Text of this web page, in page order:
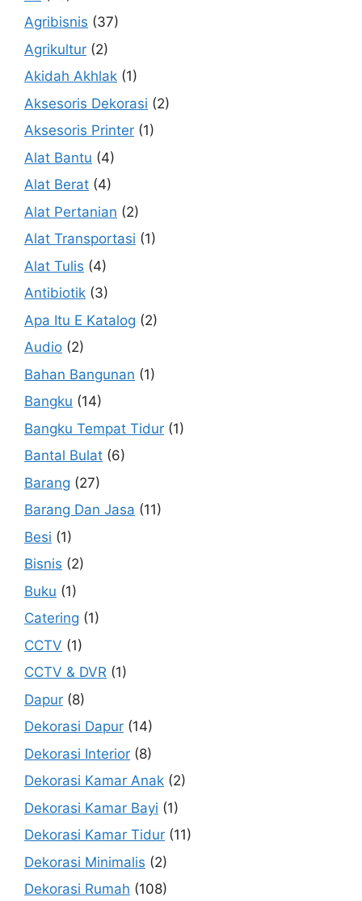
Agribisnis (37)
Agrikultur (2)
Akidah Akhlak (1)
Aksesoris Dekorasi (2)
Aksesoris Printer (1)
Alat Bantu (4)
Alat Berat (4)
Alat Pertanian (2)
Alat Transportasi (1)
Alat Tulis (4)
Antibiotik (3)
Apa Itu E Katalog (2)
Audio (2)
Bahan Bangunan (1)
Bangku (14)
Bangku Tempat Tidur (1)
Bantal Bulat (6)
Barang (27)
Barang Dan Jasa (11)
Besi (1)
Bisnis (2)
Buku (1)
Catering (1)
CCTV (1)
CCTV & DVR (1)
Dapur (8)
Dekorasi Dapur (14)
Dekorasi Interior (8)
Dekorasi Kamar Anak (2)
Dekorasi Kamar Bayi (1)
Dekorasi Kamar Tidur (11)
Dekorasi Minimalis (2)
Dekorasi Rumah (108)